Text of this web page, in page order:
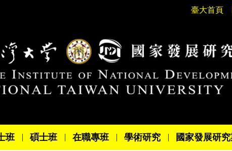
臺大首頁
班 碩士班 在職專班 學術研究 國家發展研究